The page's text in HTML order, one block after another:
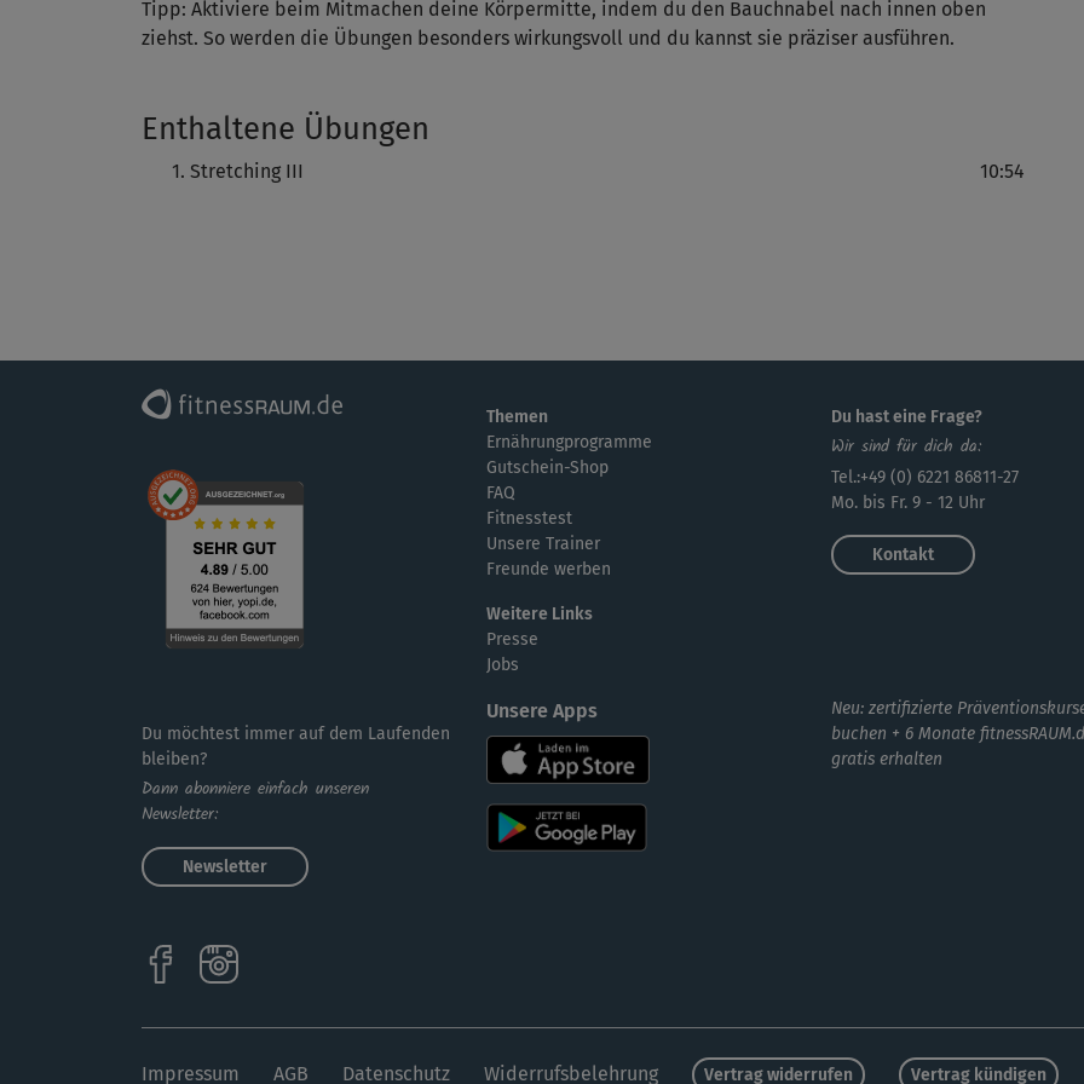
Tipp: Aktiviere beim Mitmachen deine Körpermitte, indem du den Bauchnabel nach innen oben
ziehst. So werden die Übungen besonders wirkungsvoll und du kannst sie präziser ausführen.
Enthaltene Übungen
Stretching III 10:54
Du möchtest immer auf dem Laufenden
bleiben?
Dann abonniere einfach unseren
Newsletter:
Newsletter
Themen
Ernährungprogramme
Gutschein-Shop
FAQ
Fitnesstest
Unsere Trainer
Freunde werben
Weitere Links
Presse
Jobs
Unsere Apps
Du hast eine Frage?
Wir sind für dich da:
Tel.:+49 (0) 6221 86811-27
Mo. bis Fr. 9 - 12 Uhr
Kontakt
Neu: zertifizierte
buchen + 6 Monate
gratis erhalten
Impressum AGB Datenschutz Widerrufsbelehrung Vertrag widerrufen Vertrag kündigen